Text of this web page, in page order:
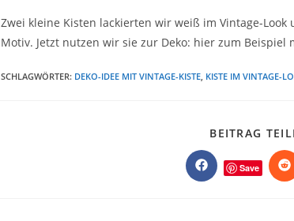
Zwei kleine Kisten lackierten wir weiß im Vintage-
Motiv. Jetzt nutzen wir sie zur Deko: hier zum Beispiel
SCHLAGWÖRTER: DEKO-IDEE MIT VINTAGE-KISTE, KISTE IM VINTAGE-
BEITRAG
Öffnet
in
Save
in